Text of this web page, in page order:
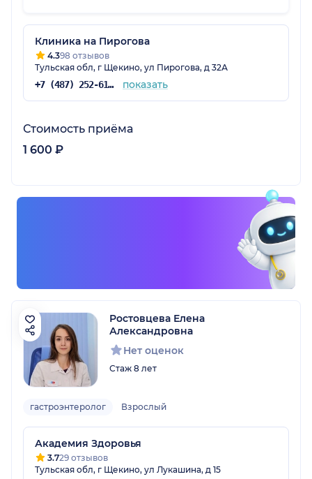
слушать, что говорит врач, когда дышать,
когда затаить дыхание и все пройдет
успешно. А медсестра большая умничка
держала меня за руку для поддержки) ) ) .
Остались только положительные эмоции.
Однозначно, рекомендовать всем буду
своем деле с большой буквы! Отзыв от души,
желаю ему процветания!
Клиника на Пирогова
4.398 отзывов
Тульская обл, г Щекино, ул Пирогова, д 32А
+7 (487) 252-61-91 показать
Стоимость приёма
1 600 ₽
Ростовцева Елена
Александровна
Нет оценок
Стаж 8 лет
гастроэнтеролог Взрослый
Академия Здоровья
3.729 отзывов
Тульская обл, г Щекино, ул Лукашина, д 15